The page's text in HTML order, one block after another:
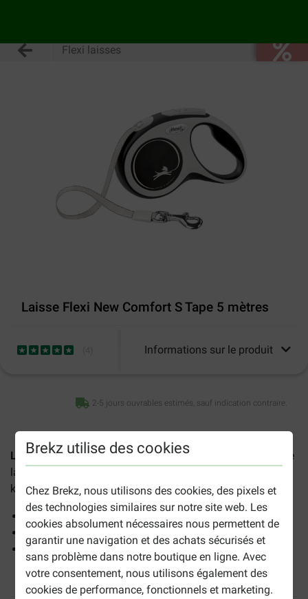
Brekz utilise des cookies
Chez Brekz, nous utilisons des cookies, des pixels et
des technologies similaires sur notre site web. Les
cookies absolument nécessaires nous permettent de
garantir une navigation et des achats sécurisés et
sans problème dans notre boutique en ligne. Avec
votre consentement, nous utilisons également des
cookies de performance, fonctionnels et marketing.
Flexi laisses
Laisse Flexi New Comfort S Tape 5 mètres
Informations sur le produit
2-5 jours ouvrables estimés, sauf indication contraire.
Laisse Flexi New Comfort S Tape 5 mètres
est une longue
laisse avec système de blocage pour les chiens jusqu'à 15
kg.
Confortable dans la main
Déploiement jusqu'à 5 mètres
Extensible avec le système d'éclairage LED et la
Multibox